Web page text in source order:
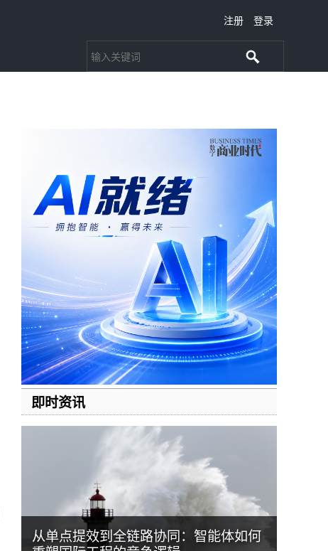
注册 登录
即时资讯
从单点提效到全链路协同：智能体如何